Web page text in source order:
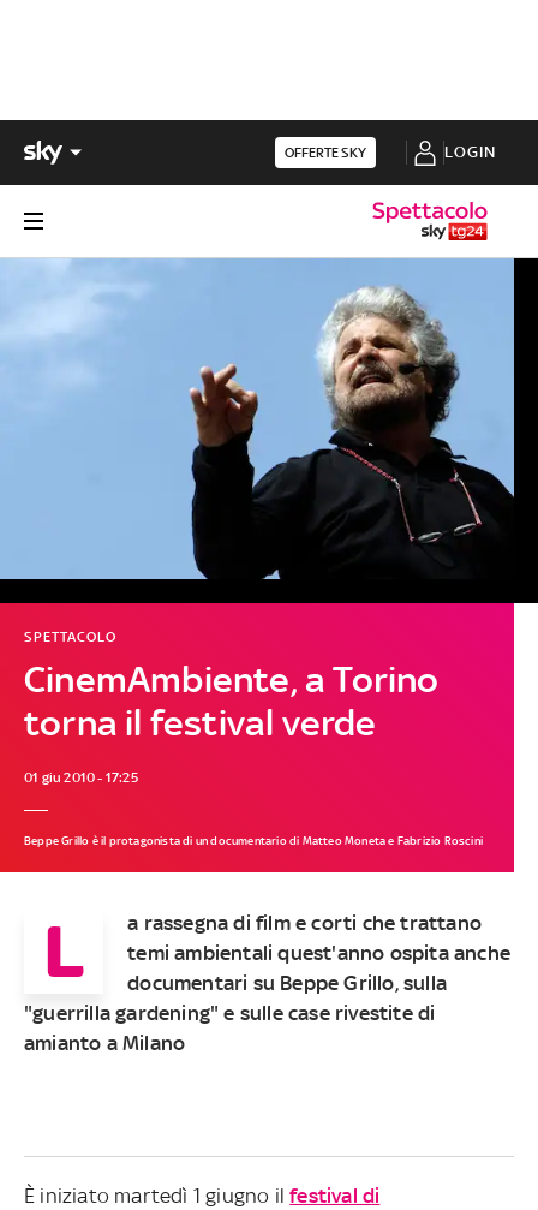
OFFERTE SKY LOGIN
CinemAmbiente, a Torino
torna il festival verde
SPETTACOLO
01 giu 2010 - 17:25
Beppe Grillo è il protagonista di un documentario di Matteo Moneta e Fabrizio Roscini
L
a rassegna di film e corti che trattano
temi ambientali quest'anno ospita anche
documentari su Beppe Grillo, sulla
"guerrilla gardening" e sulle case rivestite di
amianto a Milano
È iniziato martedì 1 giugno ilfestival di